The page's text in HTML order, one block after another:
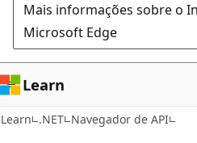
Mais informações sobre o
Microsoft Edge
Learn
Learn .NET Navegador de API